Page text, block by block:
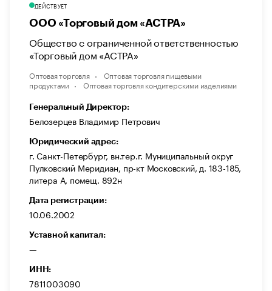
ДЕЙСТВУЕТ
ООО «Торговый дом «АСТРА»
Общество с ограниченной ответственностью
«Торговый дом «АСТРА»
Оптовая торговля
Оптовая торговля пищевыми
продуктами
Оптовая торговля кондитерскими изделиями
Генеральный Директор:
Белозерцев Владимир Петрович
Юридический адрес:
г. Санкт-Петербург, вн.тер.г. Муниципальный округ
Пулковский Меридиан, пр-кт Московский, д. 183-185,
литера А, помещ. 892н
Дата регистрации:
10.06.2002
Уставной капитал:
—
ИНН:
7811003090